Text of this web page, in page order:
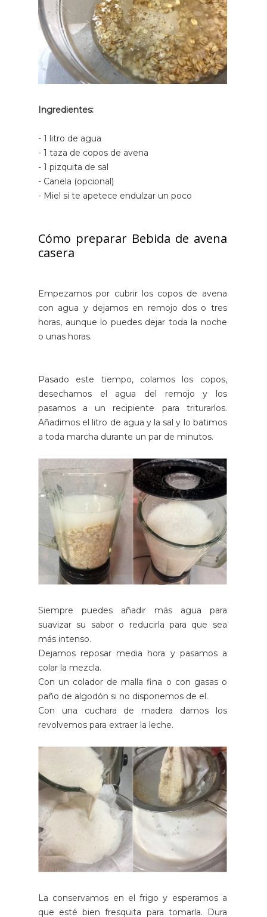
Ingredientes:
- 1 litro de agua
- 1 taza de copos de avena
- 1 pizquita de sal
- Canela (opcional)
- Miel si te apetece endulzar un poco
Cómo preparar Bebida de avena
casera
Empezamos por cubrir los copos de avena
con agua y dejamos en remojo dos o tres
horas, aunque lo puedes dejar toda la noche
o unas horas.
Pasado este tiempo, colamos los copos,
desechamos el agua del remojo y los
pasamos a un recipiente para triturarlos.
Añadimos el litro de agua y la sal y lo batimos
a toda marcha durante un par de minutos.
Siempre puedes añadir más agua para
suavizar su sabor o reducirla para que sea
más intenso.
Dejamos reposar media hora y pasamos a
colar la mezcla.
Con un colador de malla fina o con gasas o
paño de algodón si no disponemos de el.
Con una cuchara de madera damos los
revolvemos para extraer la leche.
La conservamos en el frigo y esperamos a
que esté bien fresquita para tomarla. Dura